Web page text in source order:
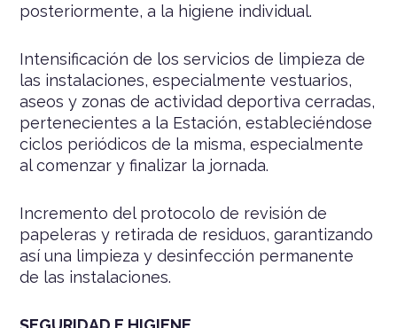
posteriormente, a la higiene individual.
Intensificación de los servicios de limpieza de
las instalaciones, especialmente vestuarios,
aseos y zonas de actividad deportiva cerradas,
pertenecientes a la Estación, estableciéndose
ciclos periódicos de la misma, especialmente
al comenzar y finalizar la jornada.
Incremento del protocolo de revisión de
papeleras y retirada de residuos, garantizando
así una limpieza y desinfección permanente
de las instalaciones.